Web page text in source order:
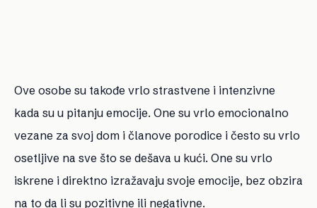
Ove osobe su takođe vrlo strastvene i intenzivne
kada su u pitanju emocije. One su vrlo emocionalno
vezane za svoj dom i članove porodice i često su vrlo
osetljive na sve što se dešava u kući. One su vrlo
iskrene i direktno izražavaju svoje emocije, bez obzira
na to da li su pozitivne ili negativne.